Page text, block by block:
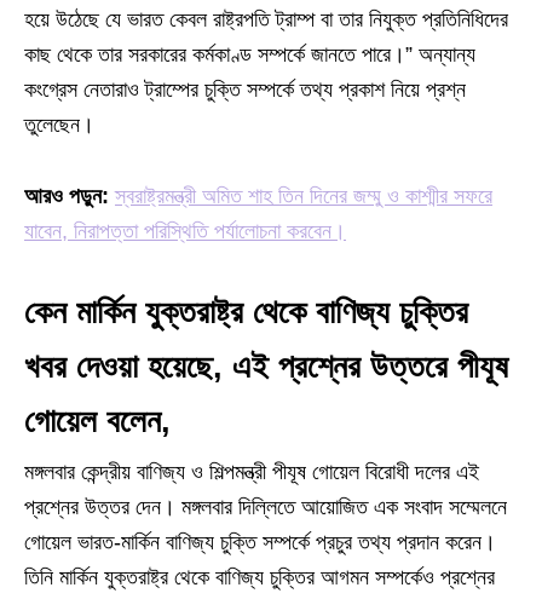
হয়ে উঠেছে যে ভারত কেবল রাষ্ট্রপতি ট্রাম্প বা তার নিযুক্ত প্রতিনিধিদের
কাছ থেকে তার সরকারের কর্মকাণ্ড সম্পর্কে জানতে পারে।” অন্যান্য
কংগ্রেস নেতারাও ট্রাম্পের চুক্তি সম্পর্কে তথ্য প্রকাশ নিয়ে প্রশ্ন
তুলেছেন।
আরও পড়ুন: স্বরাষ্ট্রমন্ত্রী অমিত শাহ তিন দিনের জম্মু ও কাশ্মীর সফরে
যাবেন, নিরাপত্তা পরিস্থিতি পর্যালোচনা করবেন।
কেন মার্কিন যুক্তরাষ্ট্র থেকে বাণিজ্য চুক্তির
খবর দেওয়া হয়েছে, এই প্রশ্নের উত্তরে পীযূষ
গোয়েল বলেন,
মঙ্গলবার কেন্দ্রীয় বাণিজ্য ও শিল্পমন্ত্রী পীযূষ গোয়েল বিরোধী দলের এই
প্রশ্নের উত্তর দেন। মঙ্গলবার দিল্লিতে আয়োজিত এক সংবাদ সম্মেলনে
গোয়েল ভারত-মার্কিন বাণিজ্য চুক্তি সম্পর্কে প্রচুর তথ্য প্রদান করেন।
তিনি মার্কিন যুক্তরাষ্ট্র থেকে বাণিজ্য চুক্তির আগমন সম্পর্কেও প্রশ্নের